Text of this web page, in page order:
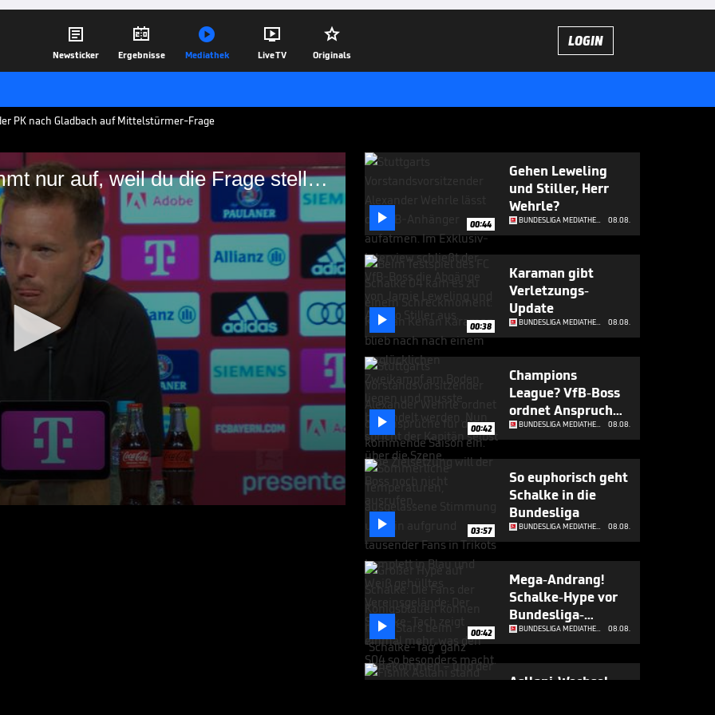

Newsticker

Ergebnisse

Mediathek

Live TV

Originals
LOGIN
PK nach Gladbach auf Mittelstürmer-Frage
Mittelstürmer-Thematik: "Kommt nur auf, weil du die Frage stellst"
"Kommt nur auf, weil
auf eine Frage zum Thema
für den Bayern-Coach nicht.
28.08.22
 00:44
Gehen Leweling
und Stiller, Herr
Wehrle?
BUNDESLIGA MEDIATHEK HIGHLIGHTS 08.08.
 00:38
Karaman gibt
Verletzungs-
Update
BUNDESLIGA MEDIATHEK HIGHLIGHTS 08.08.
 00:42
Champions
League? VfB-Boss
ordnet Anspruch
ein
BUNDESLIGA MEDIATHEK HIGHLIGHTS 08.08.
 03:57
So euphorisch geht
Schalke in die
Bundesliga
BUNDESLIGA MEDIATHEK HIGHLIGHTS 08.08.
 00:42
Mega-Andrang!
Schalke-Hype vor
Bundesliga-
Rückkehr
BUNDESLIGA MEDIATHEK HIGHLIGHTS 08.08.
Asllani-Wechsel